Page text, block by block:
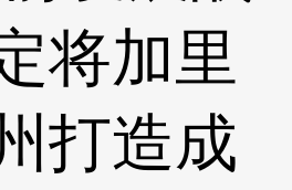
将加里
打造成